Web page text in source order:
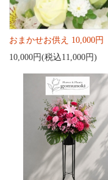
おまかせお供え 10,000円
10,000円(税込11,000円)